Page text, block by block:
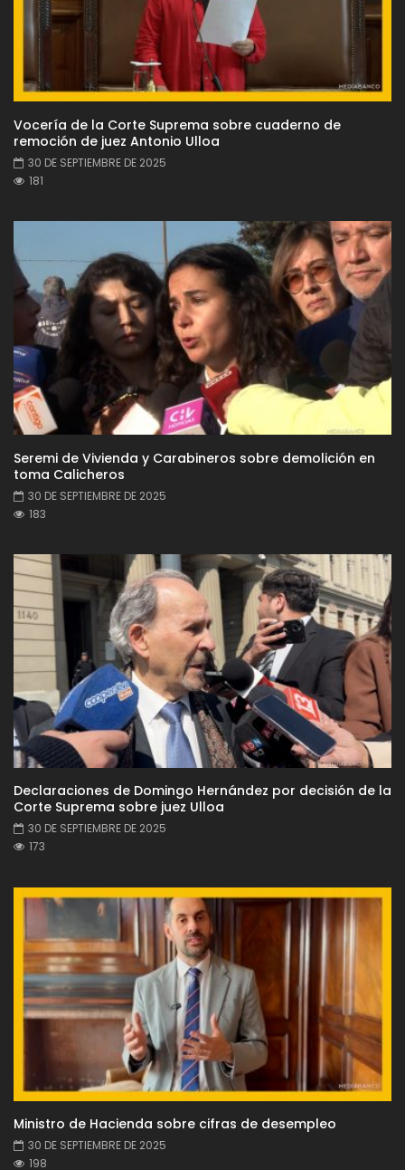
Vocería de la Corte Suprema sobre cuaderno de
remoción de juez Antonio Ulloa
30 DE SEPTIEMBRE DE 2025
181
Seremi de Vivienda y Carabineros sobre demolición en
toma Calicheros
30 DE SEPTIEMBRE DE 2025
183
Declaraciones de Domingo Hernández por decisión de la
Corte Suprema sobre juez Ulloa
30 DE SEPTIEMBRE DE 2025
173
Ministro de Hacienda sobre cifras de desempleo
30 DE SEPTIEMBRE DE 2025
198